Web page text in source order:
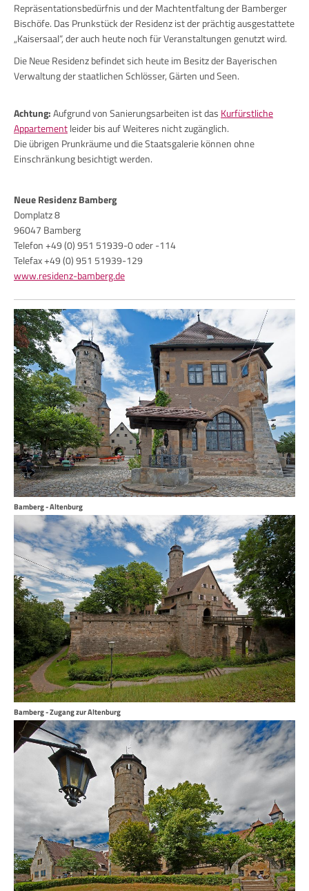
Repräsentationsbedürfnis und der Machtentfaltung der Bamberger
Bischöfe. Das Prunkstück der Residenz ist der prächtig ausgestattete
„Kaisersaal“, der auch heute noch für Veranstaltungen genutzt wird.
Die Neue Residenz befindet sich heute im Besitz der Bayerischen
Verwaltung der staatlichen Schlösser, Gärten und Seen.
Achtung:Aufgrund von Sanierungsarbeiten ist das Kurfürstliche
Appartementleider bis auf Weiteres nicht zugänglich.
Die übrigen Prunkräume und die Staatsgalerie können ohne
Einschränkung besichtigt werden.
Neue Residenz Bamberg
Domplatz 8
96047 Bamberg
Telefon +49 (0) 951 51939-0 oder -114
Telefax +49 (0) 951 51939-129
www.residenz-bamberg.de
Bamberg - Altenburg
Bamberg - Zugang zur Altenburg